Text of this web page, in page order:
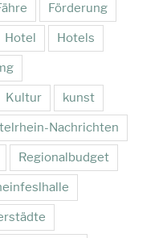
Förderung
Hotel Hotels
Kultur kunst
Nachrichten
Regionalbudget